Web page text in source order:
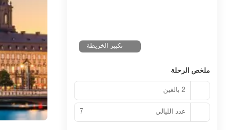
تكبير الخريطة
ملخص الرحلة
2 بالغين
عدد الليالي 7